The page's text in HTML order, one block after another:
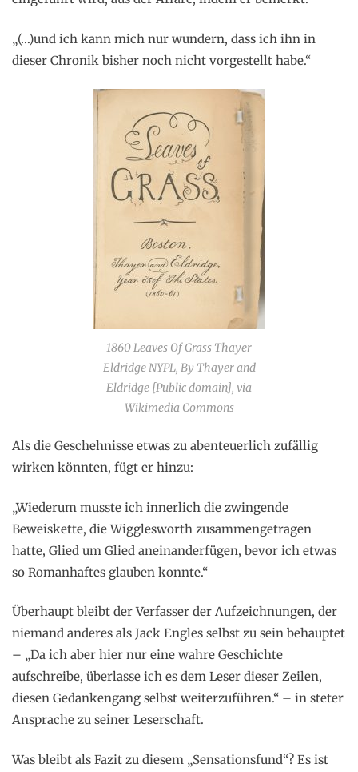
„(…)und ich kann mich nur wundern, dass ich ihn in
dieser Chronik bisher noch nicht vorgestellt habe.“
1860 Leaves Of Grass Thayer
Eldridge NYPL, By Thayer and
Eldridge [Public domain], via
Wikimedia Commons
Als die Geschehnisse etwas zu abenteuerlich zufällig
wirken könnten, fügt er hinzu:
„Wiederum musste ich innerlich die zwingende
Beweiskette, die Wigglesworth zusammengetragen
hatte, Glied um Glied aneinanderfügen, bevor ich etwas
so Romanhaftes glauben konnte.“
Überhaupt bleibt der Verfasser der Aufzeichnungen, der
niemand anderes als Jack Engles selbst zu sein behauptet
– „Da ich aber hier nur eine wahre Geschichte
aufschreibe, überlasse ich es dem Leser dieser Zeilen,
diesen Gedankengang selbst weiterzuführen.“ – in steter
Ansprache zu seiner Leserschaft.
Was bleibt als Fazit zu diesem „Sensationsfund“? Es ist